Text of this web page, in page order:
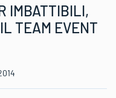
IMBATTIBILI,
TEAM EVENT